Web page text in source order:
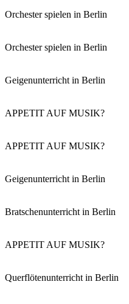
Orchester spielen in Berlin
Orchester spielen in Berlin
Geigenunterricht in Berlin
APPETIT AUF MUSIK?
APPETIT AUF MUSIK?
Geigenunterricht in Berlin
Bratschenunterricht in Berlin
APPETIT AUF MUSIK?
Querflötenunterricht in Berlin